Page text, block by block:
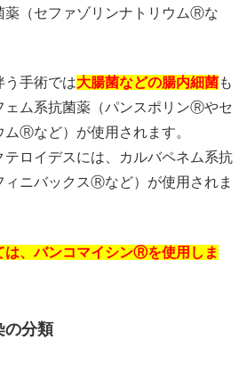
薬（セファゾリンナトリウムⓇな
う手術では大腸菌などの腸内細菌も
ェム系抗菌薬（パンスポリンⓇやセ
Ⓡなど）が使用されます。
テロイデスには、カルバペネム系抗
ニバックスⓇなど）が使用されま
は、バンコマイシンⓇを使用しま
の分類